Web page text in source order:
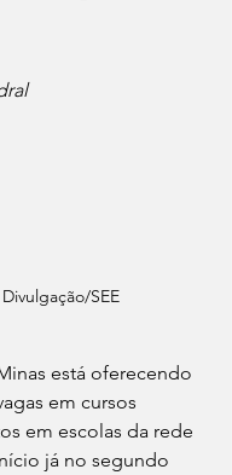
SEE
está oferecendo
em cursos
em escolas da rede
já no segundo